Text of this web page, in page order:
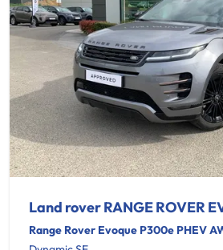
Land rover RANGE ROVER
Range Rover Evoque P300e PHEV